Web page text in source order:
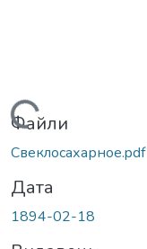
Вантажиться...
Файли
Свеклосахарное.pdf
Дата
1894-02-18